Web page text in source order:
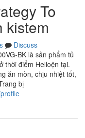
To
kistem
Discuss
BK là sản phẩm tủ
thời điểm Helloện tại.
ăn mòn, chịu nhiệt tốt,
bị